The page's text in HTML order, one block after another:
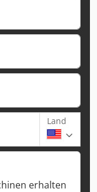
Land
erhalten